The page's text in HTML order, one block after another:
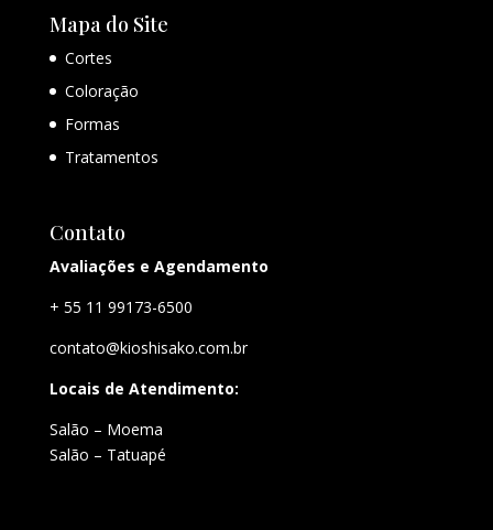
Mapa do Site
Cortes
Coloração
Formas
Tratamentos
Contato
Avaliações e Agendamento
+ 55 11 99173-6500
contato@kioshisako.com.br
Locais de Atendimento:
Salão – Moema
Salão – Tatuapé